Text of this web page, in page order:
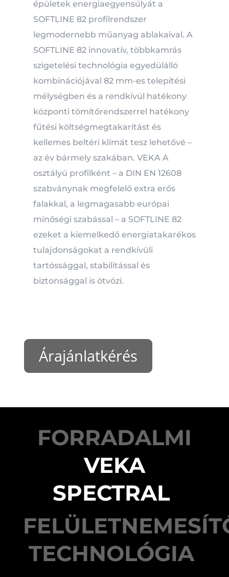
épületek energiaegyensúlyát a
SOFTLINE 82 profilrendszer
legmodernebb műanyag ablakaival. A
SOFTLINE 82 innovatív, többkamrás
szigetelési technológia egyedülálló
kombinációjával 82 mm-es telepítési
mélységben és a rendkívül hatékony
központi tömítőrendszerrel hatékony
fűtési költségmegtakarítást és
kellemes beltéri klímát tesz lehetővé –
az év bármely szakában. VEKA A
osztályú profilként – a DIN EN 12608
szabványnak megfelelő extra erős
falakkal, a legmagasabb európai
minőségi szabással – a SOFTLINE 82
ezeket a kiemelkedő energiatakarékos
tulajdonságokat a rendkívüli
tartóssággal, stabilitással és
biztonsággal is ötvözi.
Árajánlatkérés
FORRADALMI
VEKA
SPECTRAL
TECHNOLÓGIA